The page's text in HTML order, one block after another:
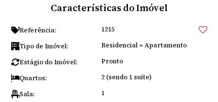
Características do Imóvel
Referência: 1215
Tipo de Imóvel: Residencial » Apartamento
Estágio do Imóvel: Pronto
Quartos: 2 (sendo 1 suíte)
Sala: 1